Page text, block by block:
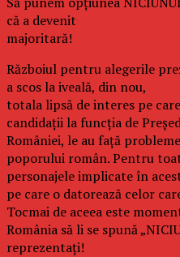
că a devenit
majoritară!
Războiul pentru alegerile
a scos la iveală, din nou,
totala lipsă de interes pe
candidații la funcția de
României, le au față
poporului român. Pentru
personajele implicate în
pe care o datorează celor
Tocmai de aceea este
România să li se spună
reprezentați!